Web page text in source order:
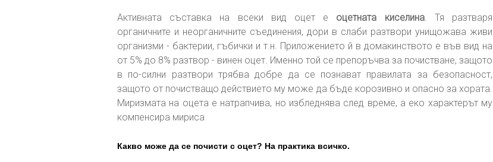
Активната съставка на всеки вид оцет е оцетната киселина. Тя разтваря
органичните и неорганичните съединения, дори в слаби разтвори унищожава живи
организми - бактерии, гъбички и т.н. Приложението й в домакинството е във вид на
от 5% до 8% разтвор - винен оцет. Именно той се препоръчва за почистване, защото
в по-силни разтвори трябва добре да се познават правилата за безопасност,
защото от почистващо действието му може да бъде корозивно и опасно за хората.
Миризмата на оцета е натрапчива, но избледнява след време, а еко характерът му
компенсира мириса
Какво може да се почисти с оцет? На практика всичко.